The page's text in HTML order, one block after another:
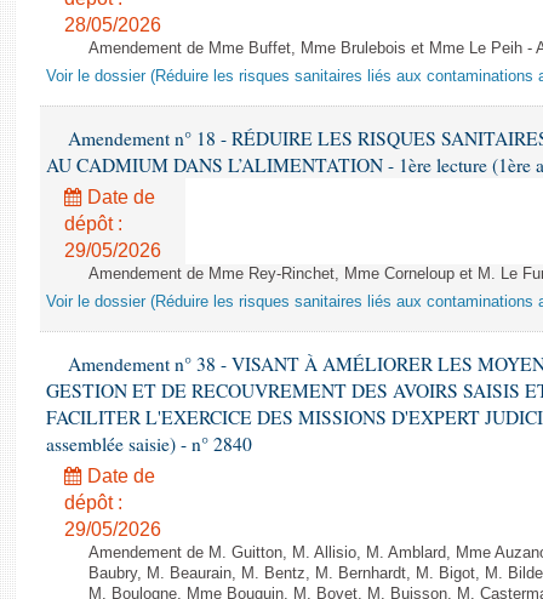
28/05/2026
Amendement de Mme Buffet, Mme Brulebois et Mme Le Peih -
Voir le dossier (Réduire les risques sanitaires liés aux contaminations
Amendement n° 18 - RÉDUIRE LES RISQUES
AU CADMIUM DANS L’ALIMENTATION - 1ère lecture (1ère
Date de
dépôt :
29/05/2026
Amendement de Mme Rey-Rinchet, Mme Corneloup et M. Le
Voir le dossier (Réduire les risques sanitaires liés aux contaminations
Amendement n° 38 - VISANT À AMÉLIORER LES
GESTION ET DE RECOUVREMENT DES AVOIRS SAISIS
FACILITER L'EXERCICE DES MISSIONS D'EXPERT
assemblée saisie) - n° 2840
Date de
dépôt :
29/05/2026
Amendement de M. Guitton, M. Allisio, M. Amblard, Mme
Baubry, M. Beaurain, M. Bentz, M. Bernhardt, M. Bigot, M.
M. Boulogne, Mme Bouquin, M. Bovet, M. Buisson, M.